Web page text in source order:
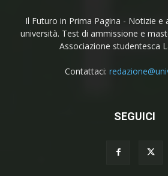
Il Futuro in Prima Pagina - Notizie e
università. Test di ammissione e
Associazione studentesca
Contattaci:
SEGUICI